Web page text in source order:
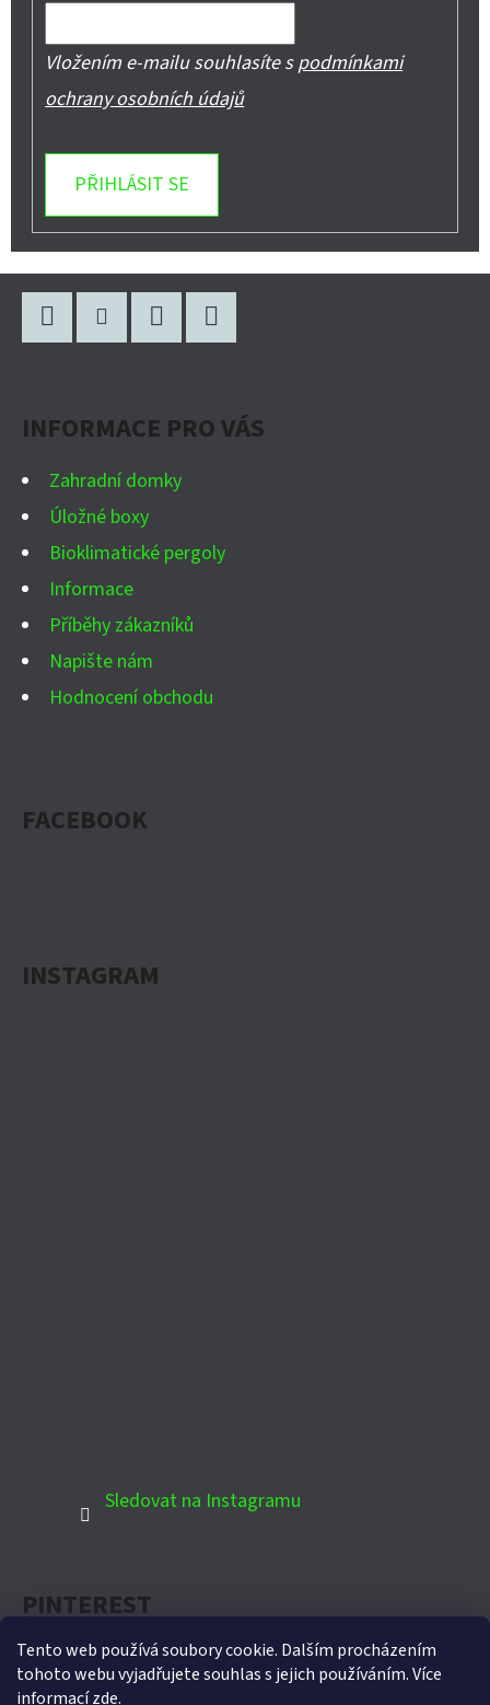
Tento web používá soubory cookie. Dalším procházením
tohoto webu vyjadřujete souhlas s jejich používáním. Více
informacízde.
Vložením e-mailu souhlasíte spodmínkami
ochrany osobních údajů
PŘIHLÁSIT SE
INFORMACE PRO VÁS
Zahradní domky
Úložné boxy
Bioklimatické pergoly
Informace
Příběhy zákazníků
Napište nám
Hodnocení obchodu
FACEBOOK
INSTAGRAM
Sledovat na Instagramu
PINTEREST